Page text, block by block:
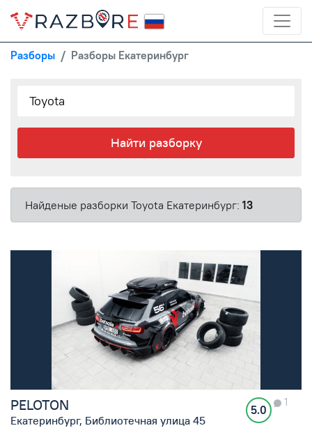
Разборы Разборы Екатеринбург
Найти разборку
Найденые разборки Toyota Екатеринбург: 13
PELOTON
Екатеринбург, Библиотечная улица 45
5.0
1